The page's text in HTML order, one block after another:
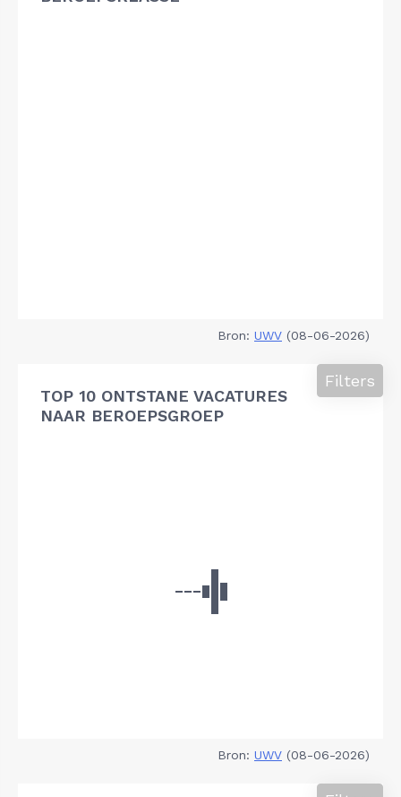
Bron: UWV (08-06-2026)
TOP 10 ONTSTANE VACATURES
NAAR BEROEPSGROEP
Filters
Bron: UWV (08-06-2026)